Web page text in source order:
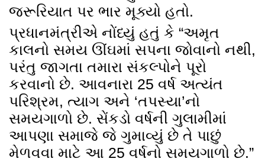
જરૂરિયાત પર ભાર મૂક્યો હતો.
પ્રધાનમંત્રીએ નોંધ્યું હતું કે “અમૃત
કાલનો સમય ઊંઘમાં સપના જોવાનો નથી,
પરંતુ જાગતા તમારા સંકલ્પોને પૂરો
કરવાનો છે. આવનારા 25 વર્ષ અત્યંત
પરિશ્રમ, ત્યાગ અને ‘તપસ્યા’નો
સમયગાળો છે. સેંકડો વર્ષની ગુલામીમાં
આપણા સમાજે જે ગુમાવ્યું છે તે પાછું
મેળવવા માટે આ 25 વર્ષનો સમયગાળો છે.”